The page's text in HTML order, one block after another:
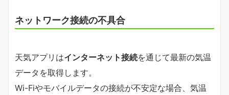
ネットワーク接続の不具合
天気アプリはインターネット接続を通じて最新の気温
データを取得します。
Wi-Fiやモバイルデータの接続が不安定な場合、気温